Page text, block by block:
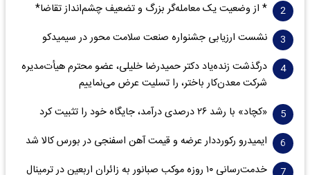
* از وضعیت یک معامله‌گر بزرگ و تضعیف چشم‌انداز تقاضا*
نشست ارزیابی جشنواره صنعت سلامت‌ محور در سیمیدکو
درگذشت زنده‌یاد دکتر حمیدرضا خلیلی، عضو محترم هیأت‌مدیره
شرکت معدن‌کار باختر، را تسلیت عرض می‌نماییم
«کچاد» با رشد ۲۶ درصدی درآمد، جایگاه خود را تثبیت کرد
ایمیدرو رکورددار عرضه و قیمت آهن اسفنجی در بورس کالا شد
خدمت‌رسانی ۱۰ روزه موکب صبانور به زائران اربعین در ترمینال